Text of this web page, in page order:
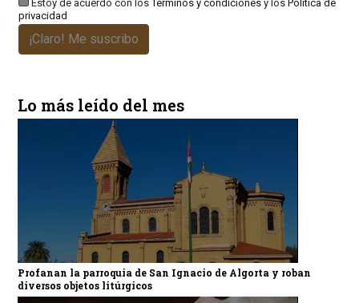
Estoy de acuerdo con losTérminos y condicionesy los Política de
privacidad
¡Claro! Me suscribo
Lo más leído del mes
Profanan la parroquia de San Ignacio de Algorta y roban
diversos objetos litúrgicos